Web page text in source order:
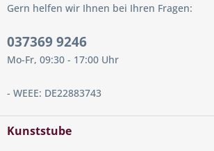
Gern helfen wir Ihnen bei Ihren Fragen:
037369 9246
Mo-Fr, 09:30 - 17:00 Uhr
- WEEE: DE22883743
Kunststube